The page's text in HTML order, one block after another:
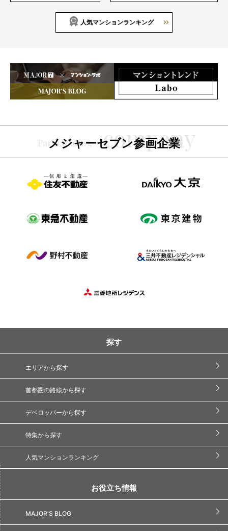
人気マンションランキング
メジャーセブン参画企業
探す
エリアから探す
首都圏の路線から探す
デベロッパーから探す
特集から探す
人気マンションランキング
お役立ち情報
MAJOR'S BLOG